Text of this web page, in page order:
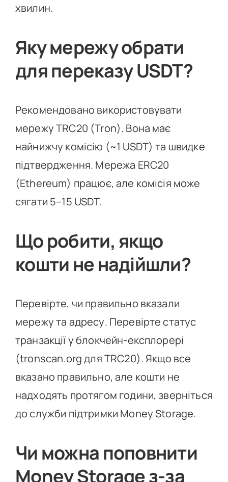
хвилин.
Яку мережу обрати
для переказу USDT?
Рекомендовано використовувати
мережу TRC20 (Tron). Вона має
найнижчу комісію (~1 USDT) та швидке
підтвердження. Мережа ERC20
(Ethereum) працює, але комісія може
сягати 5–15 USDT.
Що робити, якщо
кошти не надійшли?
Перевірте, чи правильно вказали
мережу та адресу. Перевірте статус
транзакції у блокчейн-експлорері
(tronscan.org для TRC20). Якщо все
вказано правильно, але кошти не
надходять протягом години, зверніться
до служби підтримки Money Storage.
Чи можна поповнити
Money Storage з-за